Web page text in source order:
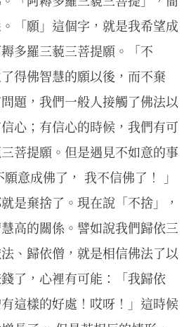
「願」這個字，就是我希望成
多羅三藐三菩提願。「不
得佛智慧的願以後，而不棄
題，我們一般人接觸了佛法以
心；有信心的時候，我們有可
菩提願。但是遇見不如意的事
意成佛了， 我不信佛了！ 」
是棄捨了。現在說「不捨」，
高的關係。譬如說我們歸依三
、歸依僧，就是相信佛法了以
了，心裡有可能：「我歸依
這樣的好處！哎呀！」這時候